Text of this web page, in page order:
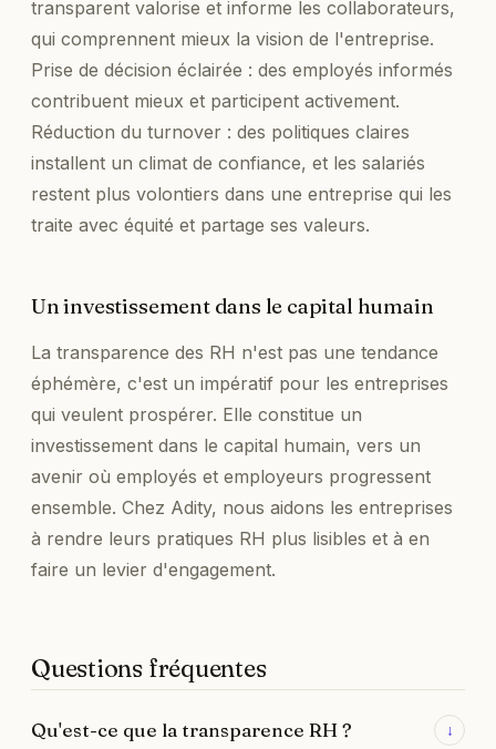
transparent valorise et informe les collaborateurs,
qui comprennent mieux la vision de l'entreprise.
Prise de décision éclairée : des employés informés
contribuent mieux et participent activement.
Réduction du turnover : des politiques claires
installent un climat de confiance, et les salariés
restent plus volontiers dans une entreprise qui les
traite avec équité et partage ses valeurs.
Un investissement dans le capital humain
La transparence des RH n'est pas une tendance
éphémère, c'est un impératif pour les entreprises
qui veulent prospérer. Elle constitue un
investissement dans le capital humain, vers un
avenir où employés et employeurs progressent
ensemble. Chez Adity, nous aidons les entreprises
à rendre leurs pratiques RH plus lisibles et à en
faire un levier d'engagement.
Questions fréquentes
Qu'est-ce que la transparence RH ? ↓